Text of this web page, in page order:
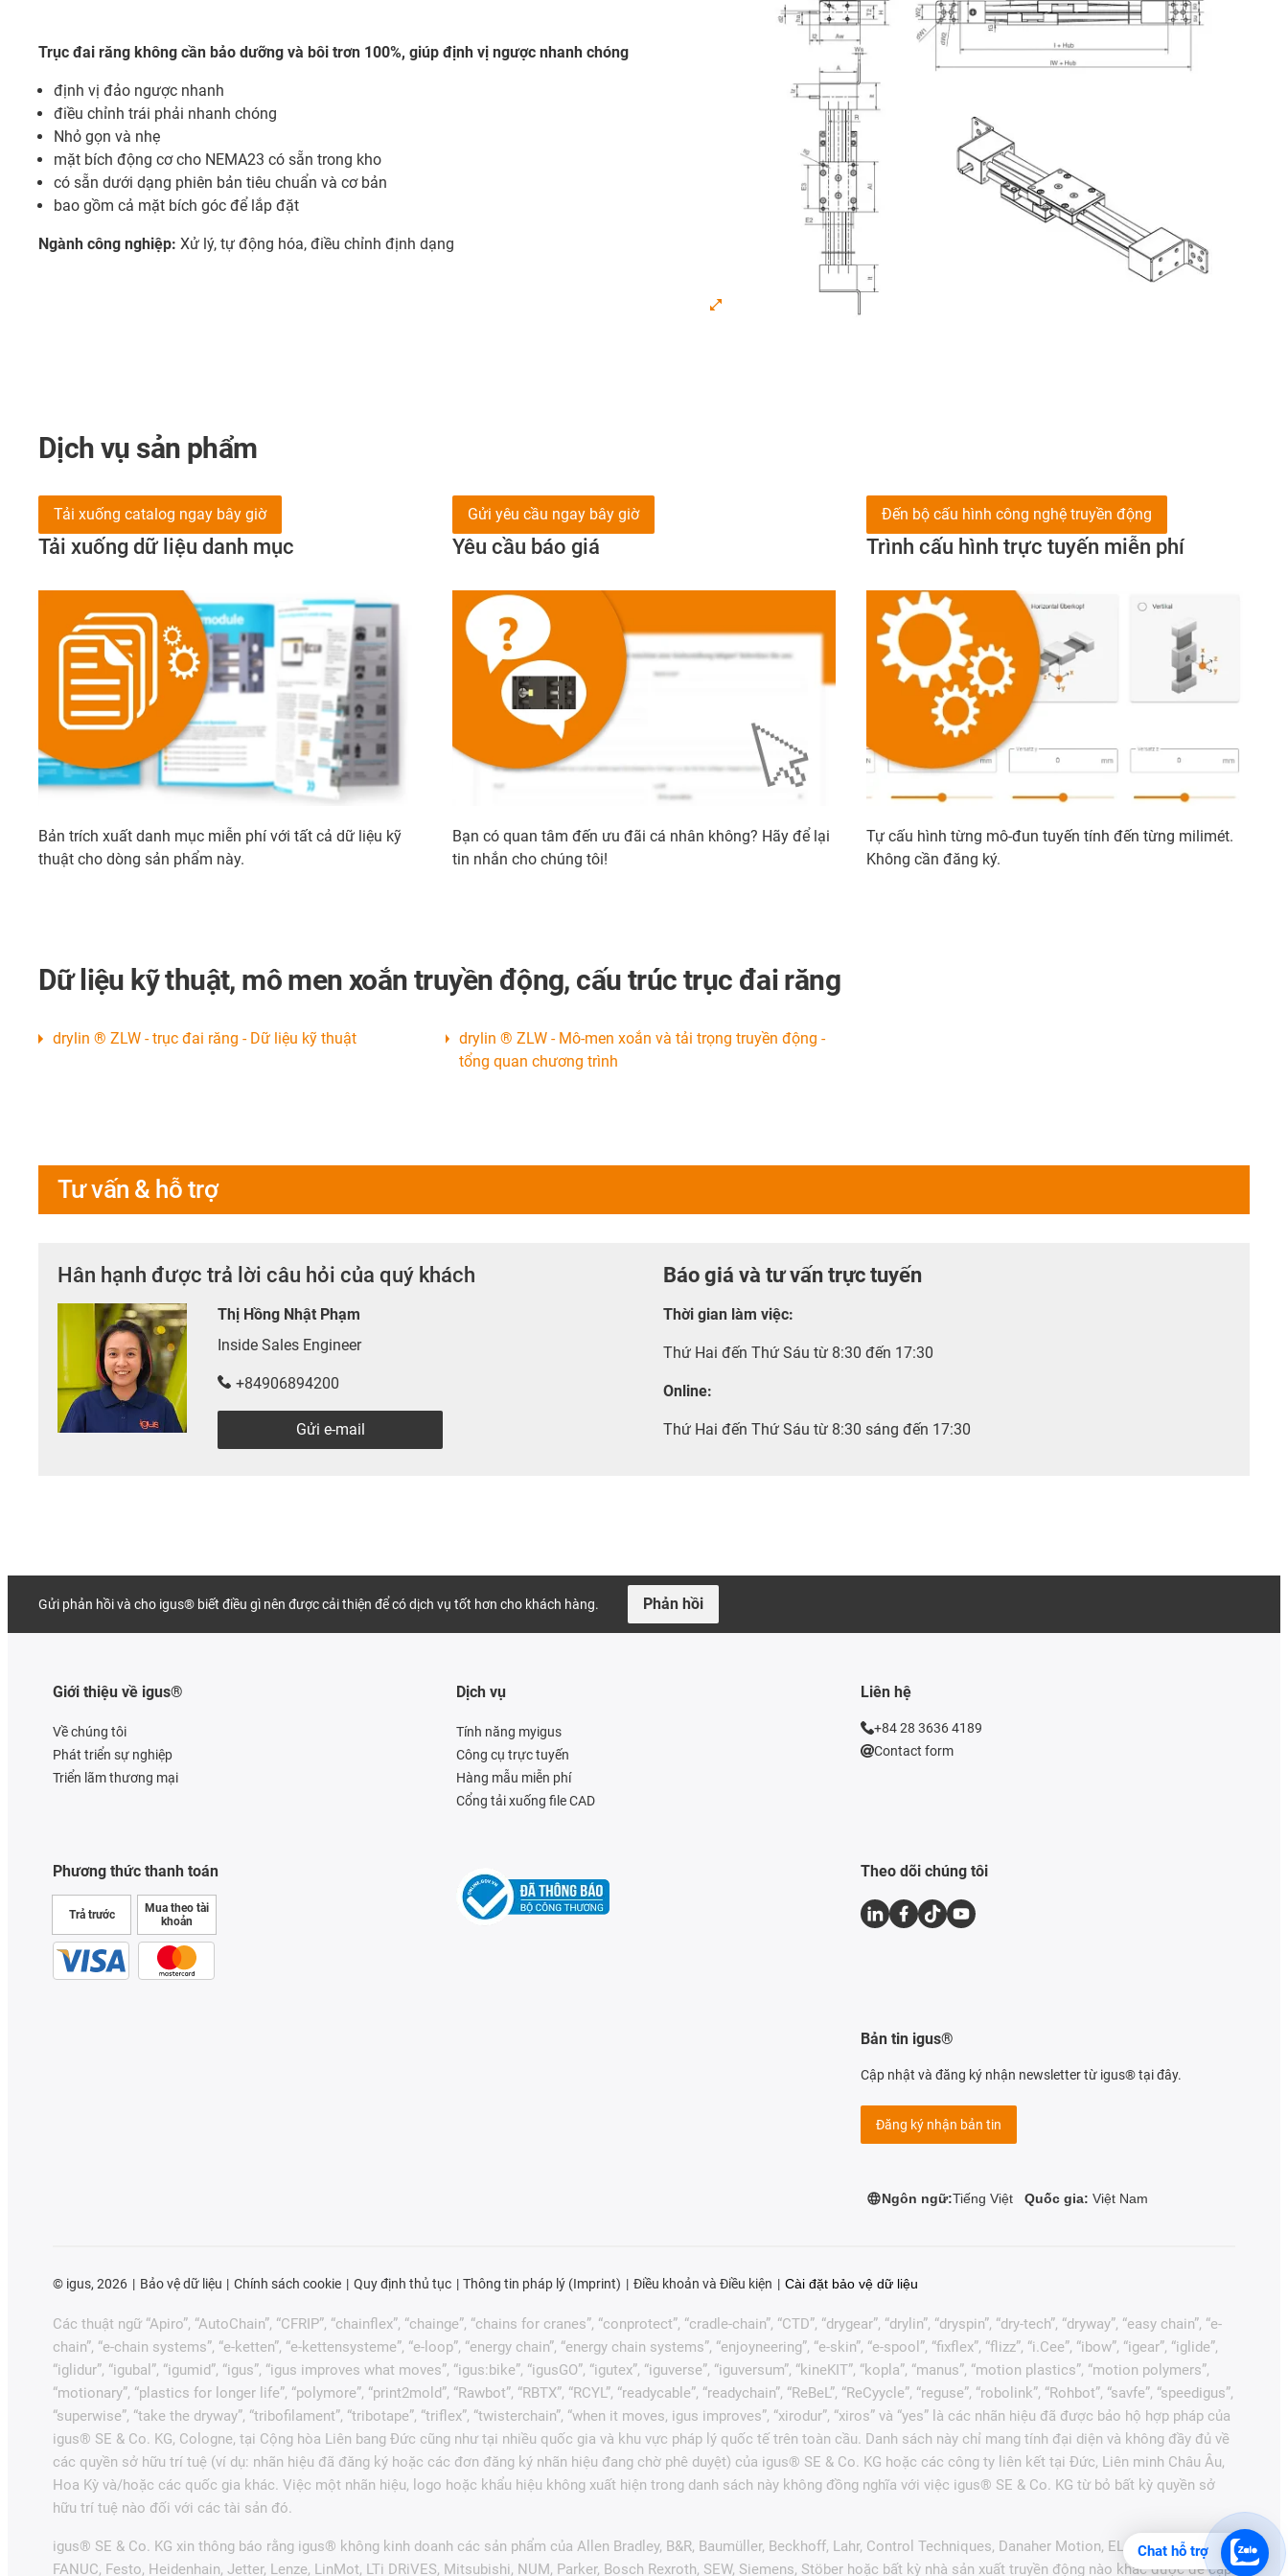
Trục đai răng không cần bảo dưỡng và bôi trơn 100%, giúp định vị ngược nhanh chóng
định vị đảo ngược nhanh
điều chỉnh trái phải nhanh chóng
Nhỏ gọn và nhẹ
mặt bích động cơ cho NEMA23 có sẵn trong kho
có sẵn dưới dạng phiên bản tiêu chuẩn và cơ bản
bao gồm cả mặt bích góc để lắp đặt
Ngành công nghiệp: Xử lý, tự động hóa, điều chỉnh định dạng
Dịch vụ sản phẩm
Tải xuống dữ liệu danh mục
Bản trích xuất danh mục miễn phí với tất cả dữ liệu kỹ
thuật cho dòng sản phẩm này.
Tải xuống catalog ngay bây giờ
Yêu cầu báo giá
Bạn có quan tâm đến ưu đãi cá nhân không? Hãy để lại
tin nhắn cho chúng tôi!
Gửi yêu cầu ngay bây giờ
Trình cấu hình trực tuyến miễn phí
Tự cấu hình từng mô-đun tuyến tính đến từng milimét.
Không cần đăng ký.
Đến bộ cấu hình công nghệ truyền động
Dữ liệu kỹ thuật, mô men xoắn truyền động, cấu trúc trục đai răng
drylin ® ZLW - trục đai răng - Dữ liệu kỹ thuật
drylin ® ZLW - Mô-men xoắn và tải trọng truyền động -
tổng quan chương trình
Tư vấn & hỗ trợ
Hân hạnh được trả lời câu hỏi của quý khách
Thị Hồng Nhật Phạm
Inside Sales Engineer
+84906894200
Gửi e-mail
Báo giá và tư vấn trực tuyến
Thời gian làm việc:
Thứ Hai đến Thứ Sáu từ 8:30 đến 17:30
Online:
Thứ Hai đến Thứ Sáu từ 8:30 sáng đến 17:30
Gửi phản hồi và cho igus® biết điều gì nên được cải thiện để có dịch vụ tốt hơn cho khách hàng. Phản hồi
Giới thiệu về igus®
Về chúng tôi
Phát triển sự nghiệp
Triển lãm thương mại
Phương thức thanh toán
Trả trước
Mua theo tài
khoản
Dịch vụ
Tính năng myigus
Công cụ trực tuyến
Hàng mẫu miễn phí
Cổng tải xuống file CAD
Liên hệ
+84 28 3636 4189
Contact form
Theo dõi chúng tôi
Bản tin igus®
Cập nhật và đăng ký nhận newsletter từ igus® tại đây.
Đăng ký nhận bản tin
Ngôn ngữ:Tiếng Việt Quốc gia: Việt Nam
© igus, 2026 Bảo vệ dữ liệu Chính sách cookie Quy định thủ tục Thông tin pháp lý (Imprint) Điều khoản và Điều kiện Cài đặt bảo vệ dữ liệu
Các thuật ngữ “Apiro”, “AutoChain”, “CFRIP”, “chainflex”, “chainge”, “chains for cranes”, “conprotect”, “cradle-chain”, “CTD”, “drygear”, “drylin”, “dryspin”, “dry-tech”, “dryway”, “easy chain”, “e-
chain”, “e-chain systems”, “e-ketten”, “e-kettensysteme”, “e-loop”, “energy chain”, “energy chain systems”, “enjoyneering”, “e-skin”, “e-spool”, “fixflex”, “flizz”, “i.Cee”, “ibow”, “igear”, “iglide”,
“iglidur”, “igubal”, “igumid”, “igus”, “igus improves what moves”, “igus:bike”, “igusGO”, “igutex”, “iguverse”, “iguversum”, “kineKIT”, “kopla”, “manus”, “motion plastics”, “motion polymers”,
“motionary”, “plastics for longer life”, “polymore”, “print2mold”, “Rawbot”, “RBTX”, “RCYL”, “readycable”, “readychain”, “ReBeL”, “ReCyycle”, “reguse”, “robolink”, “Rohbot”, “savfe”, “speedigus”,
“superwise”, “take the dryway”, “tribofilament”, “tribotape”, “triflex”, “twisterchain”, “when it moves, igus improves”, “xirodur”, “xiros” và “yes” là các nhãn hiệu đã được bảo hộ hợp pháp của
igus® SE & Co. KG, Cologne, tại Cộng hòa Liên bang Đức cũng như tại nhiều quốc gia và khu vực pháp lý quốc tế trên toàn cầu. Danh sách này chỉ mang tính đại diện và không đầy đủ về
các quyền sở hữu trí tuệ (ví dụ: nhãn hiệu đã đăng ký hoặc các đơn đăng ký nhãn hiệu đang chờ phê duyệt) của igus® SE & Co. KG hoặc các công ty liên kết tại Đức, Liên minh Châu Âu,
Hoa Kỳ và/hoặc các quốc gia khác. Việc một nhãn hiệu, logo hoặc khẩu hiệu không xuất hiện trong danh sách này không đồng nghĩa với việc igus® SE & Co. KG từ bỏ bất kỳ quyền sở
hữu trí tuệ nào đối với các tài sản đó.
igus® SE & Co. KG xin thông báo rằng igus® không kinh doanh các sản phẩm của Allen Bradley, B&R, Baumüller, Beckhoff, Lahr, Control Techniques, Danaher Motion, ELAU, FAGOR,
FANUC, Festo, Heidenhain, Jetter, Lenze, LinMot, LTi DRiVES, Mitsubishi, NUM, Parker, Bosch Rexroth, SEW, Siemens, Stöber hoặc bất kỳ nhà sản xuất truyền động nào khác được đề cập
Chat hỗ trợ